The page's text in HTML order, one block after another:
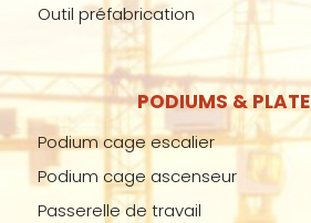
Outil préfabrication
PODIUMS &
Podium cage escalier
Podium cage ascenseur
Passerelle de travail